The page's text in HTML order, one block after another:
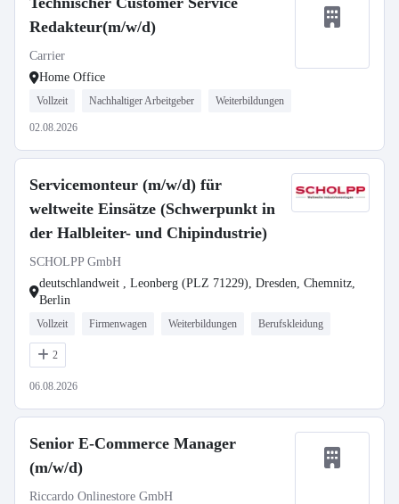
Redakteur(m/w/d)
Carrier
Home Office
Vollzeit Nachhaltiger Arbeitgeber Weiterbildungen
02.08.2026
Servicemonteur (m/w/d) für
weltweite Einsätze (Schwerpunkt in
der Halbleiter- und Chipindustrie)
SCHOLPP GmbH
deutschlandweit , Leonberg (PLZ 71229), Dresden, Chemnitz,
Berlin
Vollzeit Firmenwagen Weiterbildungen Berufskleidung
2
06.08.2026
Senior E-Commerce Manager
(m/w/d)
Riccardo Onlinestore GmbH